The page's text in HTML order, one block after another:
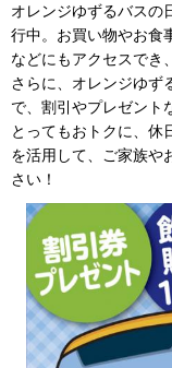
オレンジゆずるバスの
行中。お買い物やお食
などにもアクセスでき
さらに、オレンジゆず
で、割引やプレゼント
とってもおトクに、休
を活用して、ご家族や
さい！